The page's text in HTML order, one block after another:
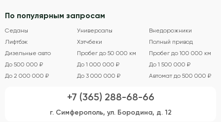
По популярным запросам
Седаны Универсалы
Внедорожники
Лифтбэк
Хэтчбеки
Полный привод
Дизельные авто
Пробег до 50 000 км
Пробег до 100 000 км
До 500 000 ₽
До 1 000 000 ₽
До 1 500 000 ₽
До 2 000 000 ₽
До 3 000 000 ₽ Автомат до 500 000 ₽
+7 (365) 288-68-66
г. Симферополь, ул. Бородина, д. 12